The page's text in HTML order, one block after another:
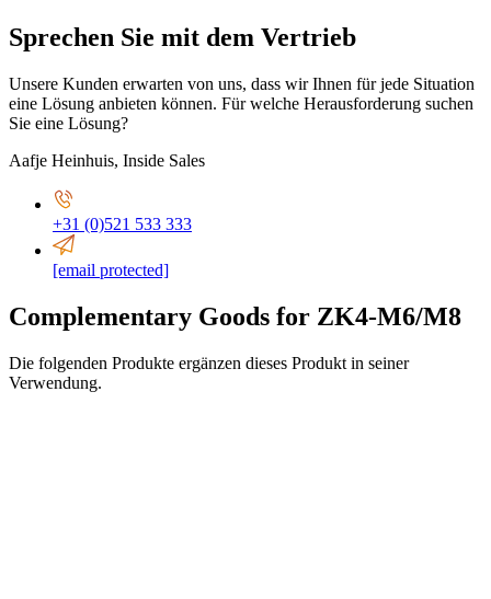
Sprechen Sie mit dem Vertrieb
Unsere Kunden erwarten von uns, dass wir Ihnen für jede Situation
eine Lösung anbieten können. Für welche Herausforderung suchen
Sie eine Lösung?
Aafje Heinhuis, Inside Sales
+31 (0)521 533 333
[email protected]
Complementary Goods for ZK4-M6/M8
Die folgenden Produkte ergänzen dieses Produkt in seiner
Verwendung.